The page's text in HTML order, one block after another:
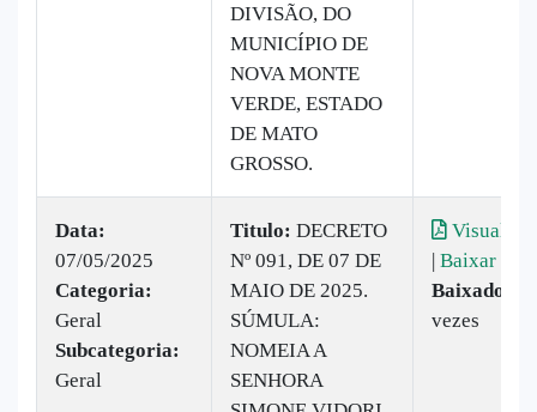
DIVISÃO, DO
MUNICÍPIO DE
NOVA MONTE
VERDE, ESTADO
DE MATO
GROSSO.
Data:
07/05/2025
Categoria:
Geral
Subcategoria:
Geral
Titulo: DECRETO
Nº 091, DE 07 DE
MAIO DE 2025.
SÚMULA:
NOMEIA A
SENHORA
Visualizar
| Baixar
Baixado:
vezes